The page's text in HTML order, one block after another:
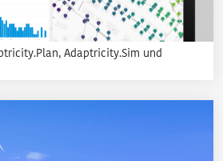
Adaptricity.Sim und